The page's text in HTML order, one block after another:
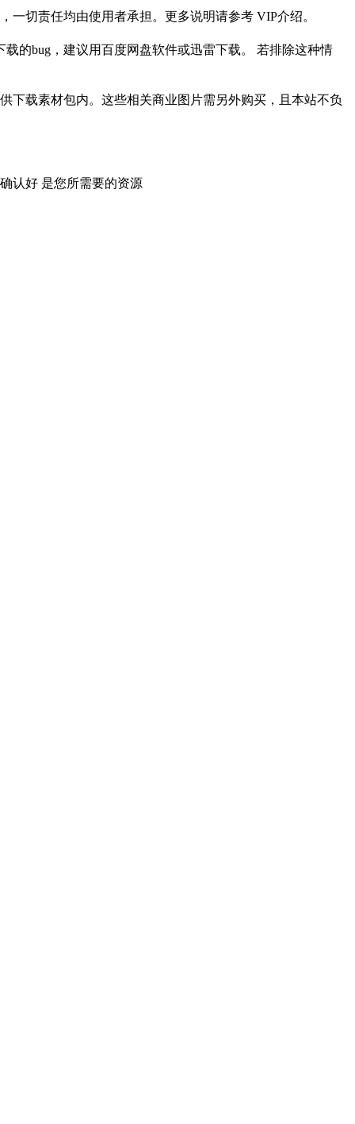
切责任均由使用者承担。更多说明请参考 VIP介绍。
的bug，建议用百度网盘软件或迅雷下载。 若排除这种情
下载素材包内。这些相关商业图片需另外购买，且本站不负
认好 是您所需要的资源